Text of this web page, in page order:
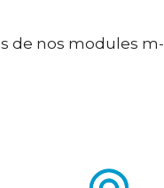
de nos modules